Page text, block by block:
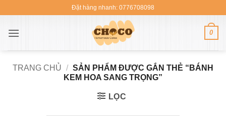
nội
Đặt hàng nhanh: 0776708098
0
TRANG CHỦ / SẢN PHẨM ĐƯỢC GẮN THẺ “BÁNH
KEM HOA SANG TRỌNG”
LỌC